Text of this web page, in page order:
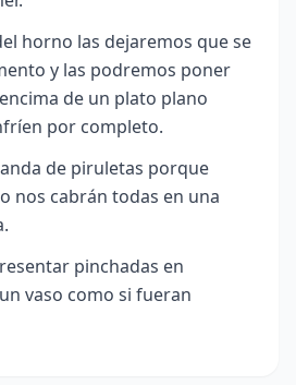
horno las dejaremos que se
y las podremos poner
de un plato plano
por completo.
de piruletas porque
nos cabrán todas en una
pinchadas en
vaso como si fueran